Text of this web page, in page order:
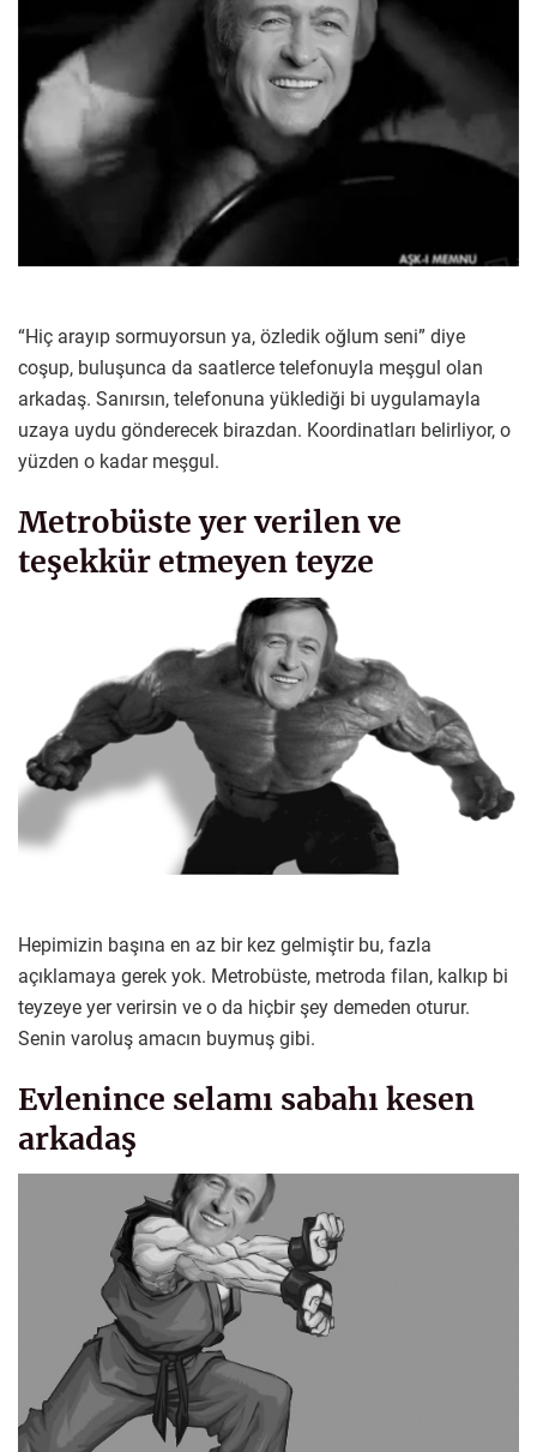
“Hiç arayıp sormuyorsun ya, özledik oğlum seni” diye
coşup, buluşunca da saatlerce telefonuyla meşgul olan
arkadaş. Sanırsın, telefonuna yüklediği bi uygulamayla
uzaya uydu gönderecek birazdan. Koordinatları belirliyor, o
yüzden o kadar meşgul.
Metrobüste yer verilen ve
teşekkür etmeyen teyze
Hepimizin başına en az bir kez gelmiştir bu, fazla
açıklamaya gerek yok. Metrobüste, metroda filan, kalkıp bi
teyzeye yer verirsin ve o da hiçbir şey demeden oturur.
Senin varoluş amacın buymuş gibi.
Evlenince selamı sabahı kesen
arkadaş